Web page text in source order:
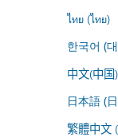
ไทย (ไทย)
한국어 (
中文(中国)
日本語 (
繁體中文